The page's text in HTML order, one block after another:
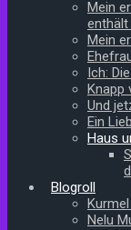
Mein
enthält
Mein
Ich:
Knapp
Und
Ein
Haus
Blogroll
Nelu